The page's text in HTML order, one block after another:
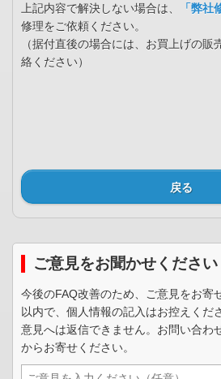
上記内容で解決しない場合は、 「弊社
修理をご依頼ください。
（据付直後の場合には、お買上げの販
絡ください）
戻る
ご意見をお聞かせください
今後のFAQ改善のため、ご意見をお寄
以内で、個人情報の記入はお控えく
意見へは返信できません。お問い合わ
からお寄せください。